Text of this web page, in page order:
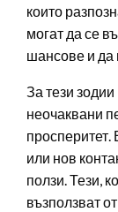
които
могат да се
шансове и да
За тези
неочаквани
просперитет.
или нов
ползи. Тези,
възползват